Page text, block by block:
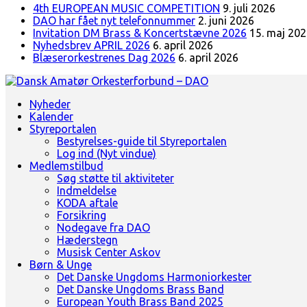
4th EUROPEAN MUSIC COMPETITION 9. juli 2026
DAO har fået nyt telefonnummer 2. juni 2026
Invitation DM Brass & Koncertstævne 2026 15. maj
Nyhedsbrev APRIL 2026 6. april 2026
Blæserorkestrenes Dag 2026 6. april 2026
Dansk Amatør Orkesterforbund - DAO
Landsorganisation for amatørblæserorkestre
Nyheder
Kalender
Styreportalen
Bestyrelses-guide til Styreportalen
Log ind (Nyt vindue)
Medlemstilbud
Søg støtte til aktiviteter
Indmeldelse
KODA aftale
Forsikring
Nodegave fra DAO
Hæderstegn
Musisk Center Askov
Børn & Unge
Det Danske Ungdoms Harmoniorkester
Det Danske Ungdoms Brass Band
European Youth Brass Band 2025